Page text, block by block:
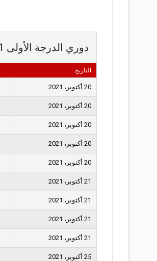
دوري الدرجة الأولى 2022/2021
التاريخ
20 أكتوبر، 2021
20 أكتوبر، 2021
20 أكتوبر، 2021
20 أكتوبر، 2021
20 أكتوبر، 2021
21 أكتوبر، 2021
21 أكتوبر، 2021
21 أكتوبر، 2021
21 أكتوبر، 2021
25 أكتوبر، 2021